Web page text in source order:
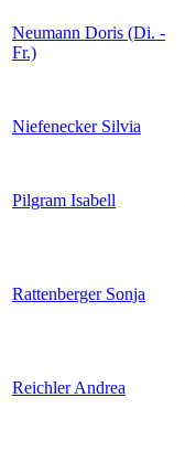
Neumann Doris (Di. -
Fr.)
Niefenecker Silvia
Pilgram Isabell
Rattenberger Sonja
Reichler Andrea